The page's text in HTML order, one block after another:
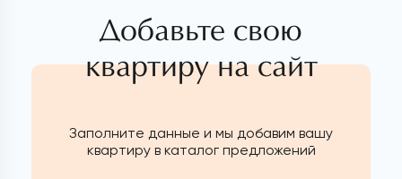
Добавьте свою
квартиру на сайт
Заполните данные и мы добавим вашу
квартиру в каталог предложений